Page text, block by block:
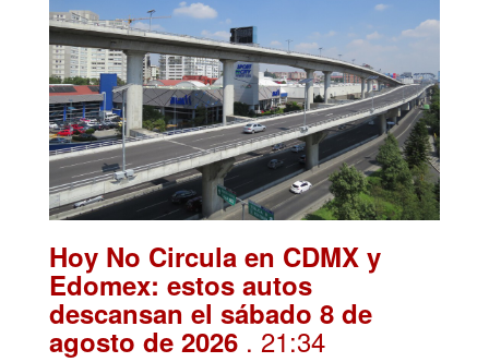
Hoy No Circula en CDMX y
Edomex: estos autos
descansan el sábado 8 de
agosto de 2026 . 21:34